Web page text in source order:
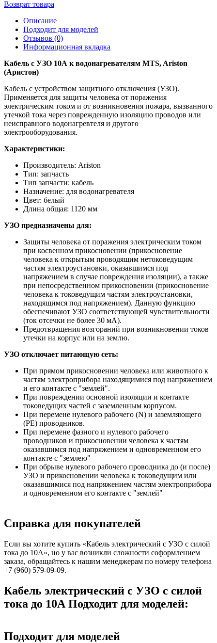
Возврат товара
Описание
Подходит для моделей
Отзывов (0)
Информационная вкладка
Кабель с УЗО 10А к водонагревателям MTS, Ariston
(Аристон)
Кабель с устройством защитного отключения (УЗО).
Применяется для защиты человека от поражения
электрическим током и от возникновения пожара, вызванного
утечкой тока через поврежденную изоляцию проводов или
неисправного водонагревтеля и другого
электрооборудования.
Характеристики:
Производитель: Ariston
Тип: запчасть
Тип запчасти: кабель
Назначение: для водонагревателя
Цвет: белый
Длина общая: 1120 мм
УЗО предназначены для:
Защиты человека от поражения электрическим током
при косвенном прикосновении (прикосновение
человека к открытым проводящим нетоковедущим
частям электроустановки, оказавшимся под
напряжением в случае повреждения изоляции), а также
при непосредственном прикосновении (прикосновение
человека к токоведущим частям электроустановки,
находящимся под напряжением). Данную функцию
обеспечивают УЗО соответствующей чувствительности
(ток отсечки не более 30 мА).
Предотвращения возгораний при возникновении токов
утечки на корпус или на землю.
УЗО отключает питающую сеть:
При прямом прикосновении человека или животного к
частям электроприбора находящимися под напряжением
и его контакте с "землей".
При повреждении основной изоляции и контакте
токоведущих частей с заземленным корпусом.
При перемене нулевого рабочего (N) и заземляющего
(PE) проводников.
При перемене фазного и нулевого рабочего
проводников и прикосновении человека к частям
оказавшимся под напряжением и одновременном его
контакте с "землею"
При обрыве нулевого рабочего проводника до (и после)
УЗО и прикосновении человека к токоведущим или
оказавшимися под напряжением частям электроприбора
и одновременном его контакте с "землей"
Справка для покупателей
Если вы хотите купить «Кабель электрический с УЗО с силой
тока до 10А», но у вас возникли сложности соформлением
заказа, обращайтесь к нашим менеджерам по номеру телефона
+7 (960) 579-09-09.
Кабель электрический с УЗО с силой
тока до 10А Подходит для моделей:
Подходит для моделей